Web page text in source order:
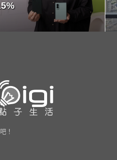
！